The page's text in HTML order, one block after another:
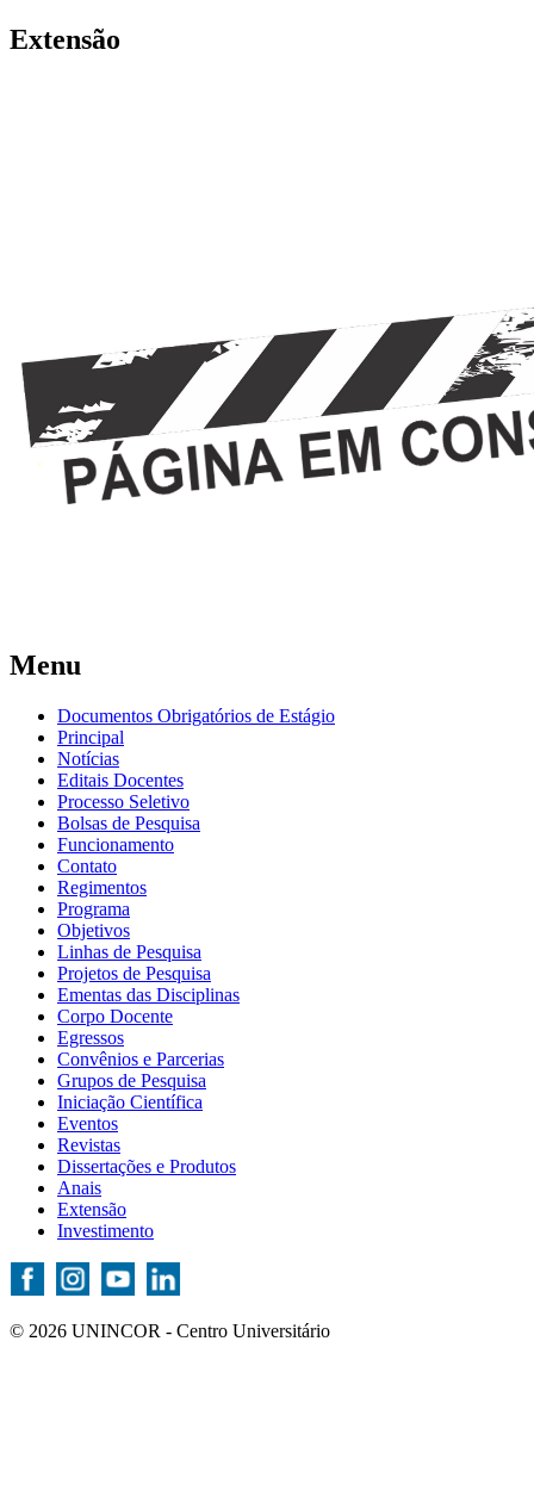
Extensão
Menu
Documentos Obrigatórios de Estágio
Principal
Notícias
Editais Docentes
Processo Seletivo
Bolsas de Pesquisa
Funcionamento
Contato
Regimentos
Programa
Objetivos
Linhas de Pesquisa
Projetos de Pesquisa
Ementas das Disciplinas
Corpo Docente
Egressos
Convênios e Parcerias
Grupos de Pesquisa
Iniciação Científica
Eventos
Revistas
Dissertações e Produtos
Anais
Extensão
Investimento
© 2026 UNINCOR - Centro Universitário